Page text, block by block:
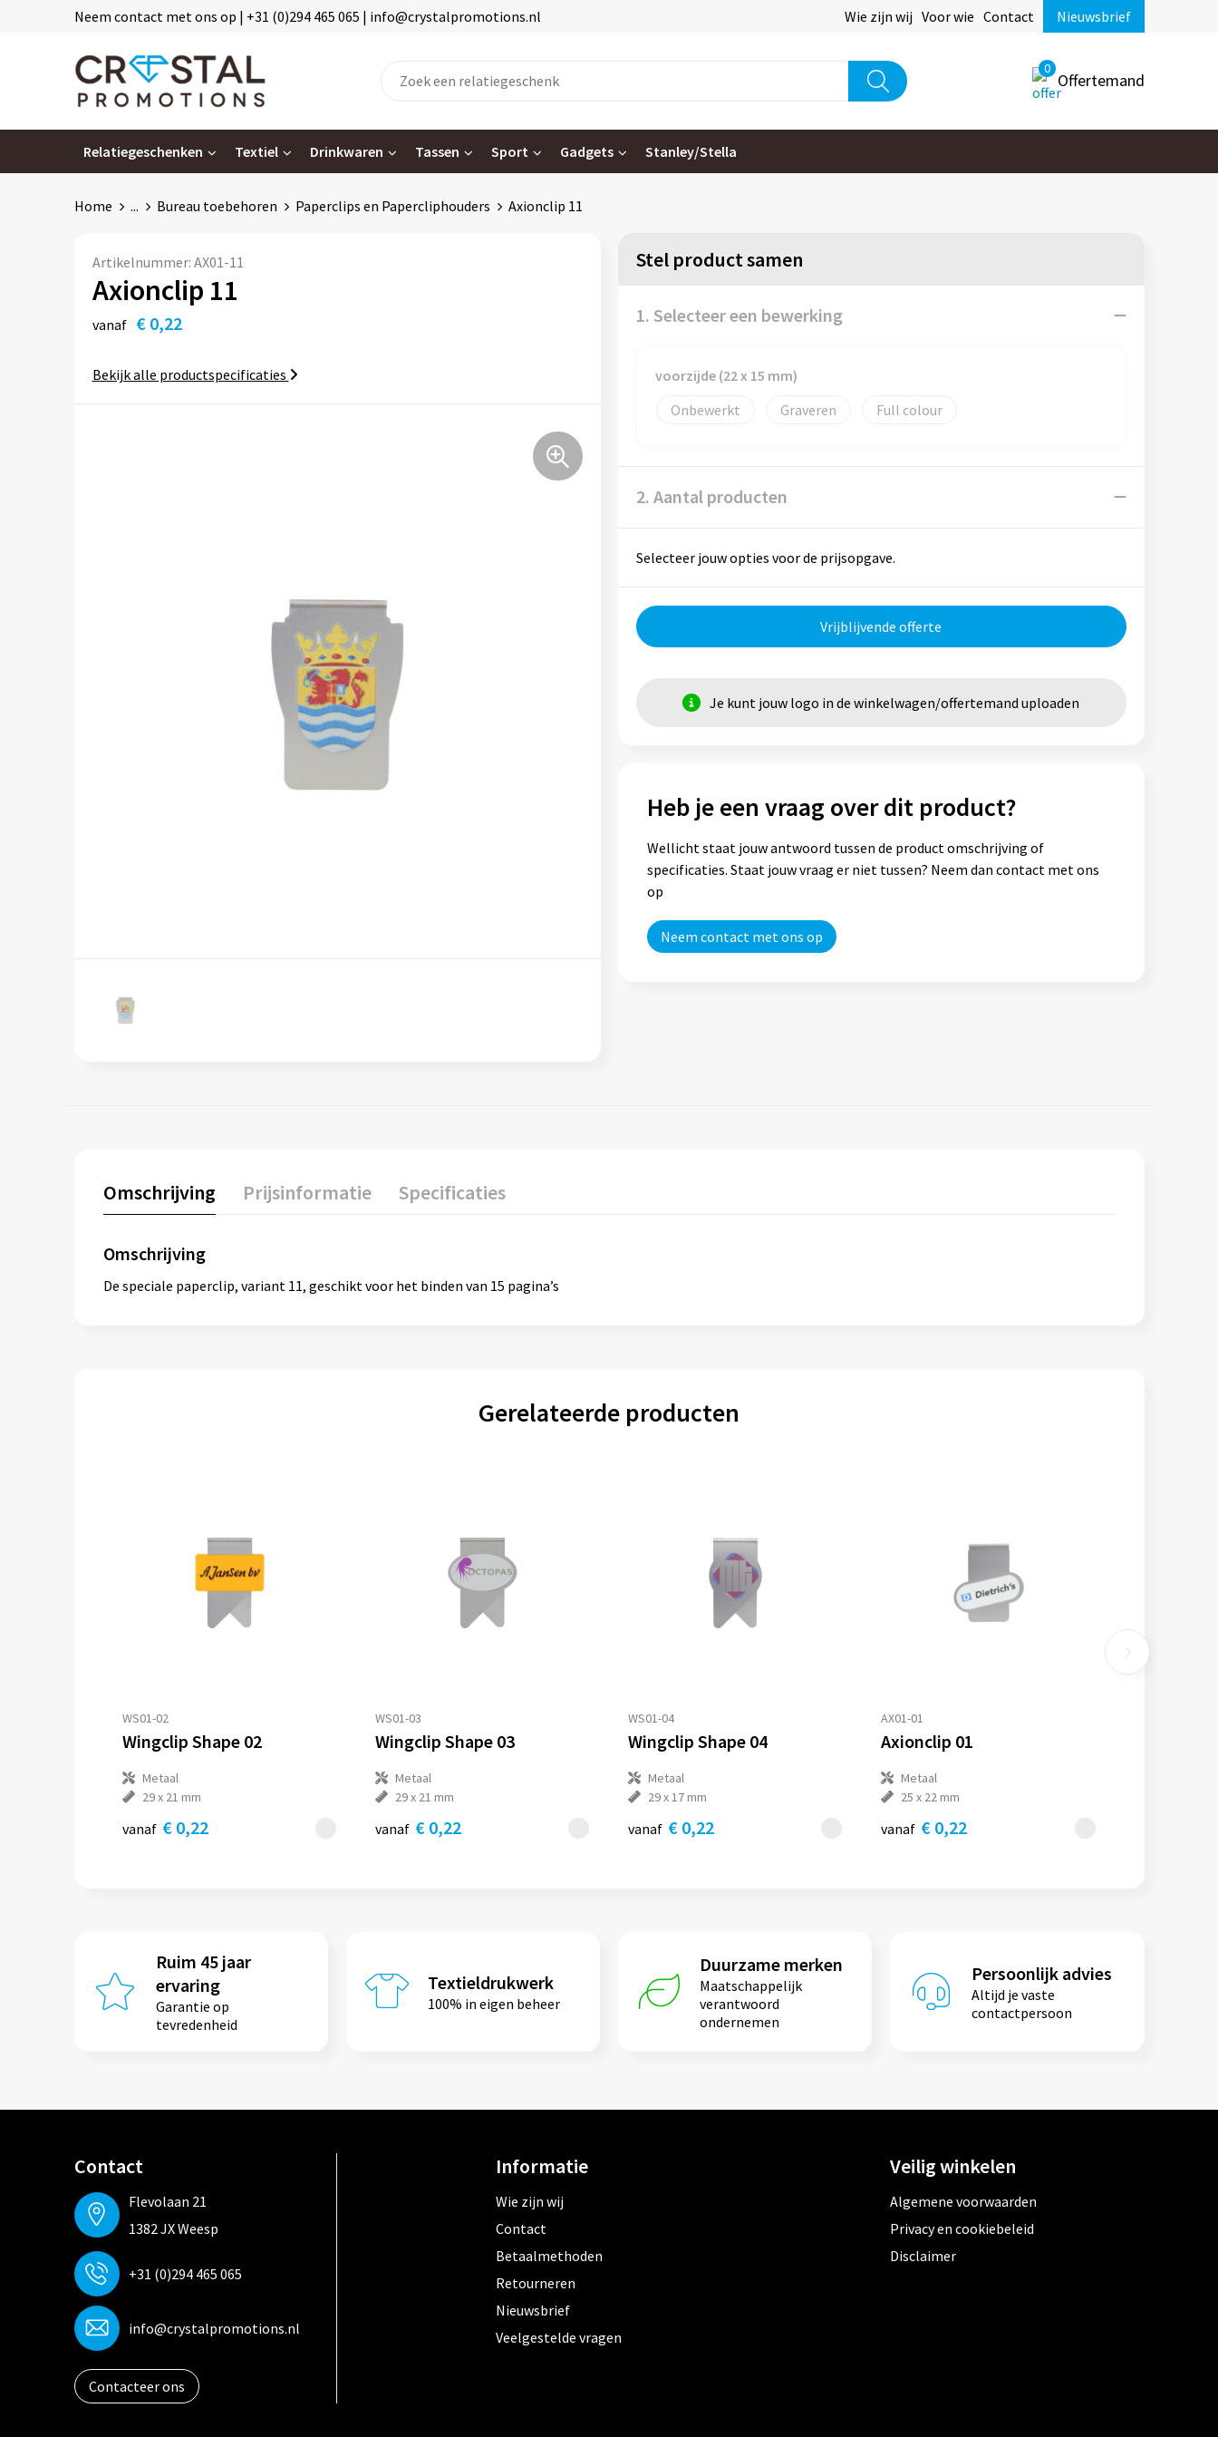
Neem contact met ons op | +31 (0)294 465 065 | info@crystalpromotions.nl Wie zijn wij Voor wie Contact Nieuwsbrief
0
Offertemand
Relatiegeschenken Textiel Drinkwaren Tassen Sport Gadgets Stanley/Stella
Home ... Bureau toebehoren Paperclips en Papercliphouders Axionclip 11
Artikelnummer: AX01-11
Axionclip 11
vanaf € 0,22
Bekijk alle productspecificaties
Stel product samen
1. Selecteer een bewerking
voorzijde (22 x 15 mm)
Onbewerkt
Graveren Full colour
2. Aantal producten
Selecteer jouw opties voor de prijsopgave.
Vrijblijvende offerte
Je kunt jouw logo in de winkelwagen/offertemand uploaden
Heb je een vraag over dit product?
Wellicht staat jouw antwoord tussen de product omschrijving of
specificaties. Staat jouw vraag er niet tussen? Neem dan contact met ons
op
Neem contact met ons op
Omschrijving Prijsinformatie Specificaties
Omschrijving
De speciale paperclip, variant 11, geschikt voor het binden van 15 pagina’s
Gerelateerde producten
WS01-02
Wingclip Shape 02
Metaal
29 x 21 mm
vanaf € 0,22
WS01-03
Wingclip Shape 03
Metaal
29 x 21 mm
vanaf € 0,22
WS01-04
Wingclip Shape 04
Metaal
29 x 17 mm
vanaf € 0,22
AX01-01
Axionclip 01
Metaal
25 x 22 mm
vanaf € 0,22
Ruim 45 jaar
ervaring
Garantie op
tevredenheid
Textieldrukwerk
100% in eigen beheer
Duurzame merken
Maatschappelijk
verantwoord
ondernemen
Persoonlijk advies
Altijd je vaste
contactpersoon
Contact
Flevolaan 21
1382 JX Weesp
+31 (0)294 465 065
info@crystalpromotions.nl
Contacteer ons
Informatie
Wie zijn wij
Contact
Betaalmethoden
Retourneren
Nieuwsbrief
Veelgestelde vragen
Veilig winkelen
Algemene voorwaarden
Privacy en cookiebeleid
Disclaimer